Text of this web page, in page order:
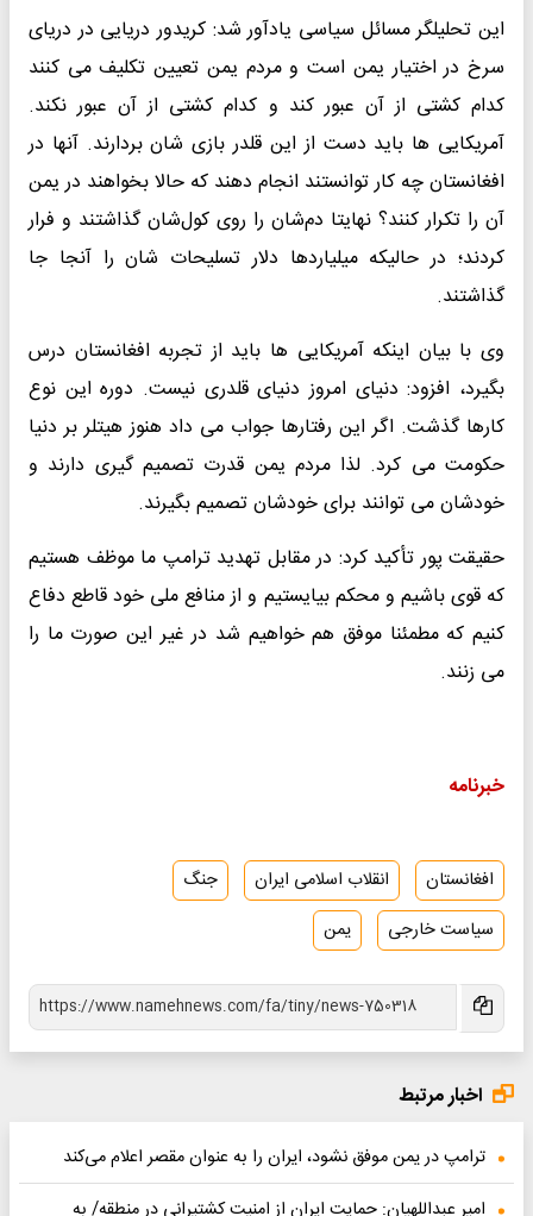
این تحلیلگر مسائل سیاسی یادآور شد: کریدور دریایی در دریای
سرخ در اختیار یمن است و مردم یمن تعیین تکلیف می کنند
کدام کشتی از آن عبور کند و کدام کشتی از آن عبور نکند.
آمریکایی ها باید دست از این قلدر بازی شان بردارند. آنها در
افغانستان چه کار توانستند انجام دهند که حالا بخواهند در یمن
آن را تکرار کنند؟ نهایتا دم‌شان را روی کول‌شان گذاشتند و فرار
کردند؛ در حالیکه میلیاردها دلار تسلیحات شان را آنجا جا
گذاشتند.
وی با بیان اینکه آمریکایی ها باید از تجربه افغانستان درس
بگیرد، افزود: دنیای امروز دنیای قلدری نیست. دوره این نوع
کارها گذشت. اگر این رفتارها جواب می داد هنوز هیتلر بر دنیا
حکومت می کرد. لذا مردم یمن قدرت تصمیم گیری دارند و
خودشان می توانند برای خودشان تصمیم بگیرند.
حقیقت پور تأکید کرد: در مقابل تهدید ترامپ ما موظف هستیم
که قوی باشیم و محکم بیایستیم و از منافع ملی خود قاطع دفاع
کنیم که مطمئنا موفق هم خواهیم شد در غیر این صورت ما را
می زنند.
خبرنامه
افغانستان انقلاب اسلامی ایران
جنگ
سیاست خارجی
یمن
اخبار مرتبط
ترامپ در یمن موفق نشود، ایران را به عنوان مقصر اعلام می‌کند
امیر عبداللهیان: حمایت ایران از امنیت کشتیرانی در منطقه/ به